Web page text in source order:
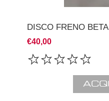
DISCO FRENO BETA
€40,00